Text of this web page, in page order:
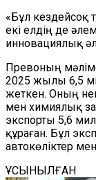
«Бұл кездейсоқ
екі елдің де
инновациялық
Превоның
2025 жылы 6,5
жеткен. Оның
мен химиялық
экспорты 5,6
құраған. Бұл
автокөліктер
ҰСЫНЫЛҒАН